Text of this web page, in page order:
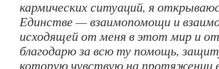
кармических ситуаций, я
Единстве — взаимопомощи и
исходящей от меня в этот мир и
благодарю за всю ту помощь,
которую чувствую на протяжении